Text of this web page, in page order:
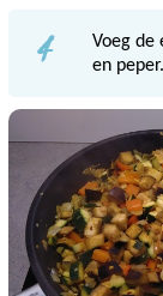
4
Voeg de
en peper.